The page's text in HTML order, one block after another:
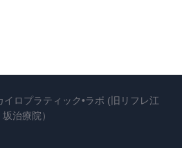
ロプラティック•ラボ (旧リフレ江
坂治療院）